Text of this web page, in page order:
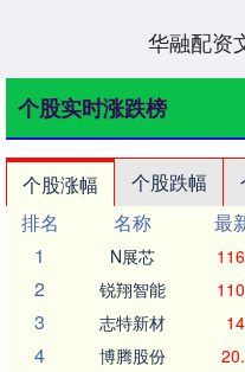
华融配资
个股实时涨跌榜
个股涨幅 个股跌幅
排名
名称 最
1
N展芯
2 锐翔智能
3 志特新材
4 博腾股份